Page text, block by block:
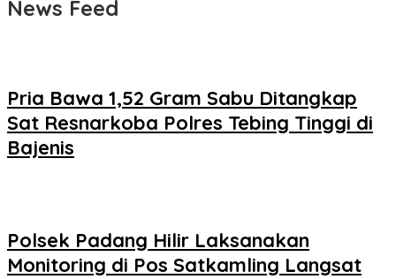
News Feed
Pria Bawa 1,52 Gram Sabu Ditangkap
Sat Resnarkoba Polres Tebing Tinggi di
Bajenis
Polsek Padang Hilir Laksanakan
Monitoring di Pos Satkamling Langsat